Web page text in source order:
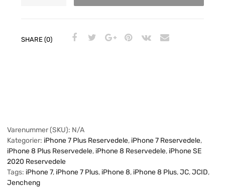
SHARE (0)
Varenummer (SKU): N/A
Kategorier: iPhone 7 Plus Reservedele, iPhone 7 Reservedele,
iPhone 8 Plus Reservedele, iPhone 8 Reservedele, iPhone SE
2020 Reservedele
Tags: iPhone 7, iPhone 7 Plus, iPhone 8, iPhone 8 Plus,JC,JCID,
Jencheng